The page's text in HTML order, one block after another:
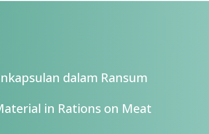
dalam Ransum
in Rations on Meat